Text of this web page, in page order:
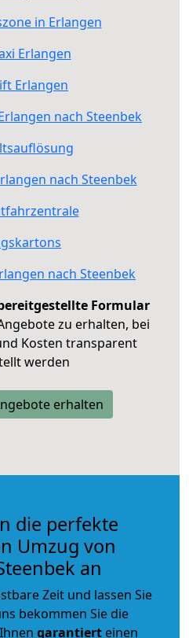
in Erlangen
Erlangen
Erlangen
nach Steenbek
nach Steenbek
nach Steenbek
Formular
zu erhalten, bei
Kosten transparent
werden
erhalten
die perfekte
Umzug von
an
Zeit und lassen Sie
bekommen Sie die
garantiert einen